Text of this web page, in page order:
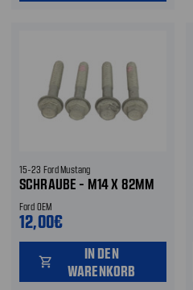
15-23 Ford Mustang
SCHRAUBE - M14 X 82MM
Ford OEM
12,00€
shopping_cart
IN DEN
WARENKORB